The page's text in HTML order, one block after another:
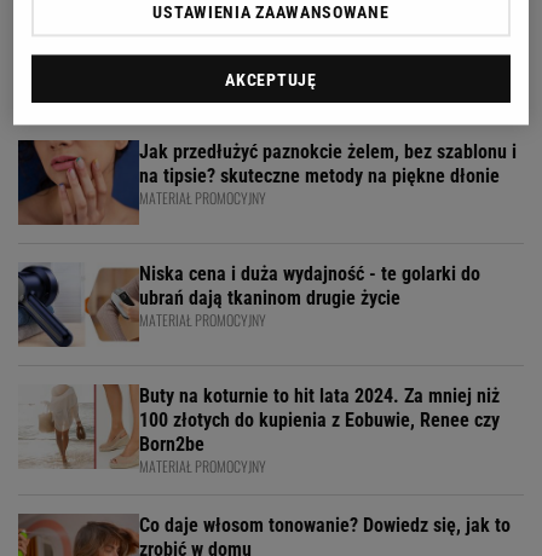
Zespół Avanti24
Jak przedłużyć paznokcie żelem, bez szablonu i
na tipsie? skuteczne metody na piękne dłonie
MATERIAŁ PROMOCYJNY
Niska cena i duża wydajność - te golarki do
ubrań dają tkaninom drugie życie
MATERIAŁ PROMOCYJNY
Buty na koturnie to hit lata 2024. Za mniej niż
100 złotych do kupienia z Eobuwie, Renee czy
Born2be
MATERIAŁ PROMOCYJNY
Co daje włosom tonowanie? Dowiedz się, jak to
zrobić w domu
USTAWIENIA ZAAWANSOWANE
AKCEPTUJĘ